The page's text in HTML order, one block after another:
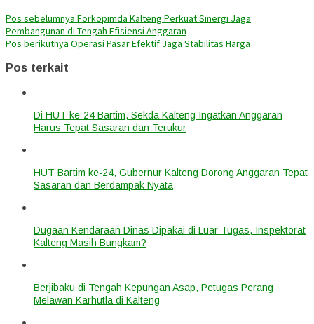
Pos sebelumnya Forkopimda Kalteng Perkuat Sinergi Jaga
Pembangunan di Tengah Efisiensi Anggaran
Pos berikutnya Operasi Pasar Efektif Jaga Stabilitas Harga
Pos terkait
Di HUT ke-24 Bartim, Sekda Kalteng Ingatkan Anggaran
Harus Tepat Sasaran dan Terukur
HUT Bartim ke-24, Gubernur Kalteng Dorong Anggaran Tepat
Sasaran dan Berdampak Nyata
Dugaan Kendaraan Dinas Dipakai di Luar Tugas, Inspektorat
Kalteng Masih Bungkam?
Berjibaku di Tengah Kepungan Asap, Petugas Perang
Melawan Karhutla di Kalteng